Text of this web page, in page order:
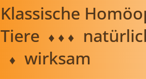
Klassische
Tiere ♦ ♦ ♦
♦ wirksam